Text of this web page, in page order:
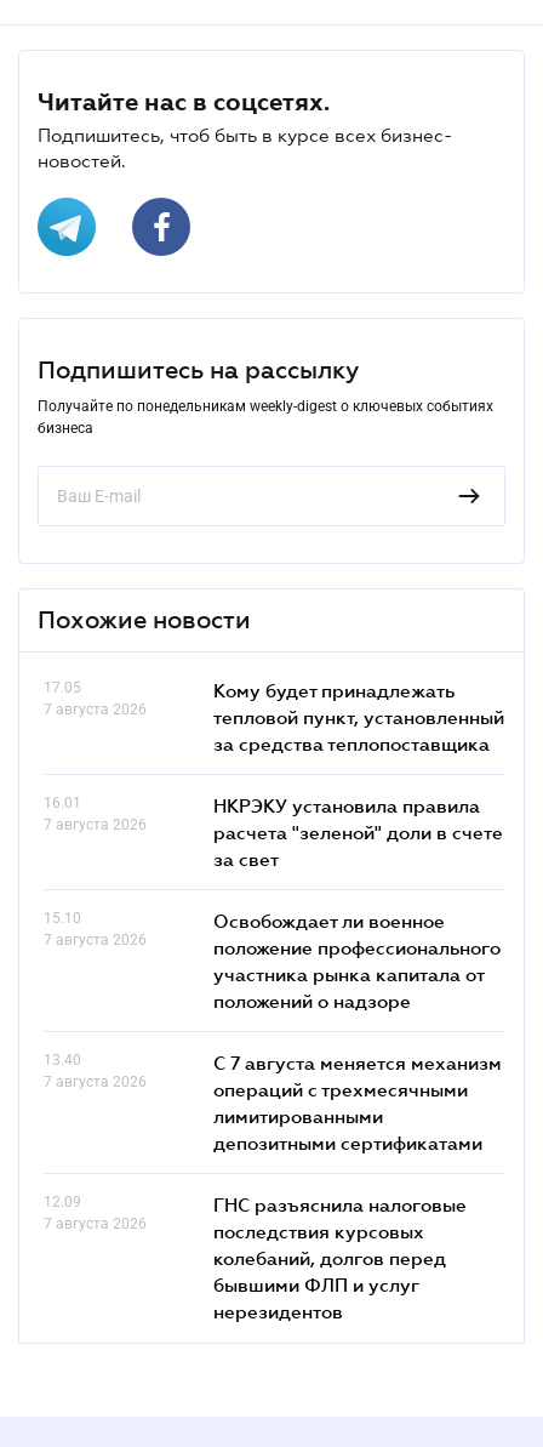
Читайте нас в соцсетях.
Подпишитесь, чтоб быть в курсе всех бизнес-
новостей.
Подпишитесь на рассылку
Получайте по понедельникам weekly-digest о ключевых событиях
бизнеса
Похожие новости
17.05
7 августа 2026
Кому будет принадлежать
тепловой пункт, установленный
за средства теплопоставщика
16.01
7 августа 2026
НКРЭКУ установила правила
расчета "зеленой" доли в счете
за свет
15.10
7 августа 2026
Освобождает ли военное
положение профессионального
участника рынка капитала от
положений о надзоре
13.40
7 августа 2026
С 7 августа меняется механизм
операций с трехмесячными
лимитированными
депозитными сертификатами
12.09
7 августа 2026
ГНС разъяснила налоговые
последствия курсовых
колебаний, долгов перед
бывшими ФЛП и услуг
нерезидентов